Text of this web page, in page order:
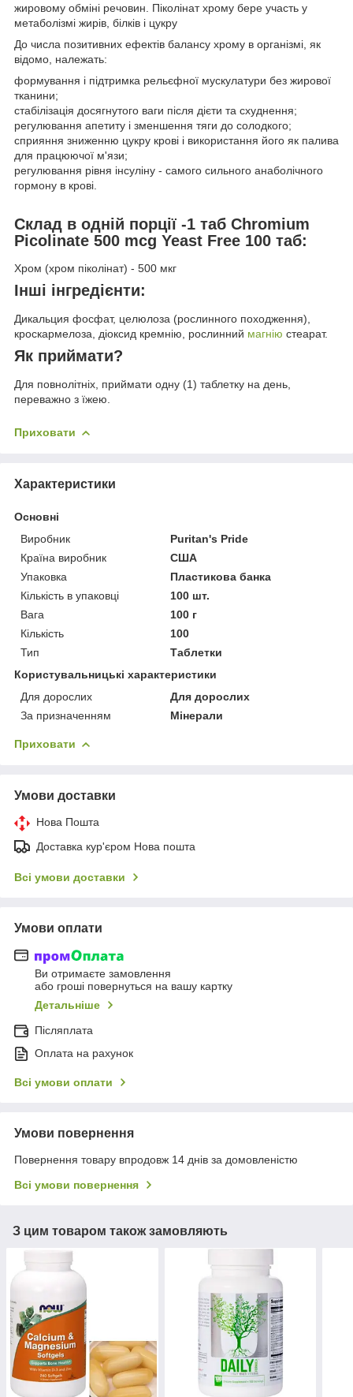
жировому обміні речовин. Піколінат хрому бере участь у
метаболізмі жирів, білків і цукру
До числа позитивних ефектів балансу хрому в організмі, як
відомо, належать:
формування і підтримка рельєфної мускулатури без жирової
тканини;
стабілізація досягнутого ваги після дієти та схуднення;
регулювання апетиту і зменшення тяги до солодкого;
сприяння зниженню цукру крові і використання його як палива
для працюючої м'язи;
регулювання рівня інсуліну - самого сильного анаболічного
гормону в крові.
Склад в одній порції -1 таб Chromium
Picolinate 500 mcg Yeast Free 100 таб:
Хром (хром піколінат) - 500 мкг
Інші інгредієнти:
Дикальция фосфат, целюлоза (рослинного походження),
кроскармелоза, діоксид кремнію, рослинний магнію стеарат.
Як приймати?
Для повнолітніх, приймати одну (1) таблетку на день,
переважно з їжею.
Приховати
Характеристики
Основні
Виробник
Puritan's Pride
Країна виробник
США
Упаковка
Пластикова банка
Кількість в упаковці
100 шт.
Вага
100 г
Кількість
100
Тип
Таблетки
Користувальницькі характеристики
Для дорослих
Для дорослих
За призначенням
Мінерали
Приховати
Умови доставки
Нова Пошта
Доставка кур'єром Нова пошта
Всі умови доставки
Умови оплати
Ви отримаєте замовлення
або гроші повернуться на вашу картку
Детальніше
Післяплата
Оплата на рахунок
Всі умови оплати
Умови повернення
Повернення товару впродовж 14 днів за домовленістю
Всі умови повернення
З цим товаром також замовляють